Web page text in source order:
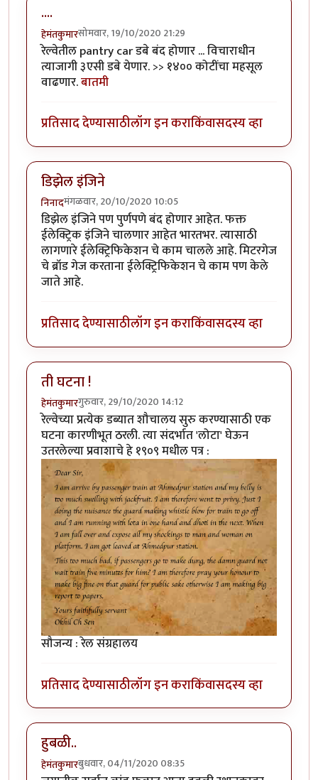
....
हेमंतकुमारसोमवार, 19/10/2020 21:29
रेल्वेतील pantry car डबे बंद होणार ... विचाराधीन
त्याजागी ३एसी डबे येणार. >> १४०० कोटींचा महसूल
वाढणार.बातमी
प्रतिसाद देण्यासाठीलॉग इन कराकिंवासदस्य व्हा
डिझेल इंजिने
निनादमंगळवार, 20/10/2020 10:05
डिझेल इंजिने पण पुर्णपणे बंद होणार आहेत. फक्त
ईलेक्ट्रिक इंजिने चालणार आहेत भारतभर. त्यासाठी
लागणारे ईलेक्ट्रिफिकेशन चे काम चालले आहे. मिटरगेज
चे ब्रॉड गेज करताना ईलेक्ट्रिफिकेशन चे काम पण केले
जाते आहे.
प्रतिसाद देण्यासाठीलॉग इन कराकिंवासदस्य व्हा
ती घटना !
हेमंतकुमारगुरुवार, 29/10/2020 14:12
रेल्वेच्या प्रत्येक डब्यात शौचालय सुरु करण्यासाठी एक
घटना कारणीभूत ठरली. त्या संदर्भात 'लोटा' घेऊन
उतरलेल्या प्रवाशाचे हे १९०९ मधील पत्र :
सौजन्य : रेल संग्रहालय
प्रतिसाद देण्यासाठीलॉग इन कराकिंवासदस्य व्हा
हुबळी..
हेमंतकुमारबुधवार, 04/11/2020 08:35